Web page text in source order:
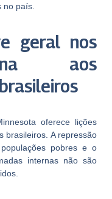
no país.
geral nos
aos
oferece lições
brasileiros. A repressão
pobres e o
internas não são